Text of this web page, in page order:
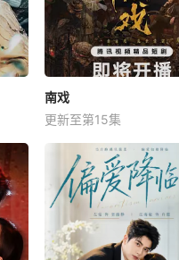
南戏
更新至第15集